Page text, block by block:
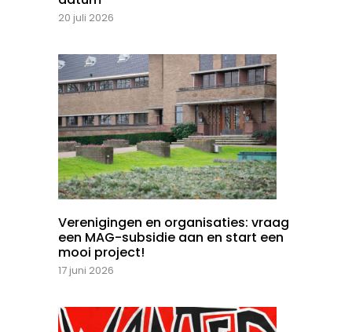
20 juli 2026
Verenigingen en organisaties: vraag
een MAG-subsidie aan en start een
mooi project!
17 juni 2026